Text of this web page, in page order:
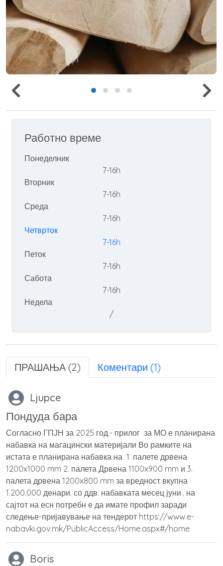
Работно време
Понеделник
7-16h
Вторник
7-16h
Среда
7-16h
Четврток
7-16h
Петок
7-16h
Сабота
7-16h
Недела
/
ПРАШАЊА (2) Коментари (1)
Ljupce
Пондуда бара
Согласно ГПЈН за 2025 год.- прилог за МО е планирана
набавка на магацински материјали Во рамките на
истата е планирана набавка на 1. палете дрвена
1200x1000 mm 2. палета Дрвена 1100x900 mm и 3.
палета дрвена 1200x800 mm за вредност вкупна
1.200.000 денари. со ддв. набавката месец јуни.. на
сајтот на есн потребн е да имате профил заради
следење-пријавување на тендерот https://www.e-
nabavki.gov.mk/PublicAccess/Home.aspx#/home
Boris